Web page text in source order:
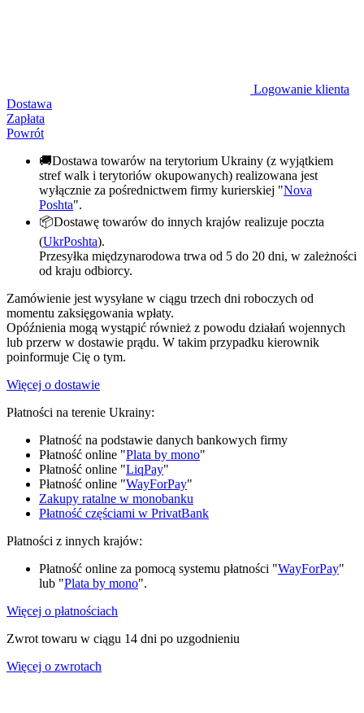
Logowanie klienta
Dostawa
Zapłata
Powrót
🚚Dostawa towarów na terytorium Ukrainy (z wyjątkiem
stref walk i terytoriów okupowanych) realizowana jest
wyłącznie za pośrednictwem firmy kurierskiej "Nova
Poshta".
📦Dostawę towarów do innych krajów realizuje poczta
(UkrPoshta).
Przesyłka międzynarodowa trwa od 5 do 20 dni, w zależności
od kraju odbiorcy.
Zamówienie jest wysyłane w ciągu trzech dni roboczych od
momentu zaksięgowania wpłaty.
Opóźnienia mogą wystąpić również z powodu działań wojennych
lub przerw w dostawie prądu. W takim przypadku kierownik
poinformuje Cię o tym.
Więcej o dostawie
Płatności na terenie Ukrainy:
Płatność na podstawie danych bankowych firmy
Płatność online "Plata by mono"
Płatność online "LiqPay"
Płatność online "WayForPay"
Zakupy ratalne w monobanku
Płatność częściami w PrivatBank
Płatności z innych krajów:
Płatność online za pomocą systemu płatności "WayForPay"
lub "Plata by mono".
Więcej o płatnościach
Zwrot towaru w ciągu 14 dni po uzgodnieniu
Więcej o zwrotach